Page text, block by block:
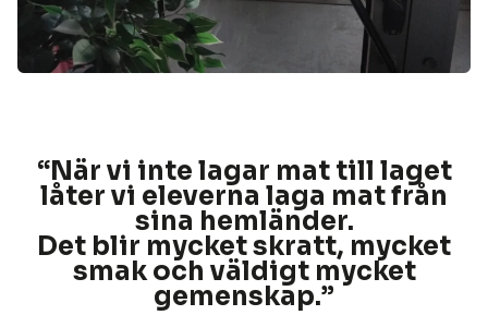
“När vi inte lagar mat till laget
låter vi eleverna laga mat från
sina hemländer.
Det blir mycket skratt, mycket
smak och väldigt mycket
gemenskap.”